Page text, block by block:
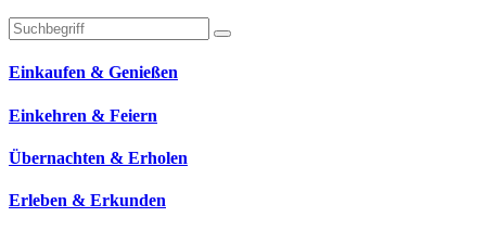
Technisches Feld: Suchfeld
Technisches Feld: Suchbutton
Suche absenden
Einkaufen & Genießen
Einkehren & Feiern
Übernachten & Erholen
Erleben & Erkunden